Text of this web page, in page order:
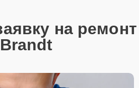
на ремонт
Brandt